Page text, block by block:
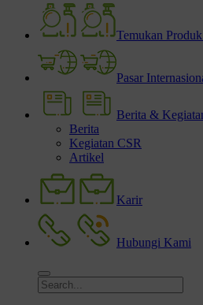
Temukan
Pasar
Berita &
Berita
Kegiatan CSR
Artikel
Karir
Hubungi Kami